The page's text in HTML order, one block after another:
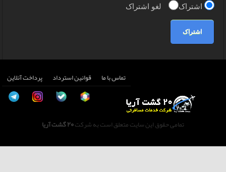
اشتراک لغو اشتراک
اشتراک
تماس با ما قوانین استرداد پرداخت آنلاین
تمامی حقوق این سایت متعلق است به شرکت20 گشت آریا